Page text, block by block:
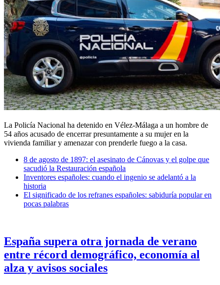
La Policía Nacional ha detenido en Vélez-Málaga a un hombre de
54 años acusado de encerrar presuntamente a su mujer en la
vivienda familiar y amenazar con prenderle fuego a la casa.
8 de agosto de 1897: el asesinato de Cánovas y el golpe que
sacudió la Restauración española
Inventores españoles: cuando el ingenio se adelantó a la
historia
El significado de los refranes españoles: sabiduría popular en
pocas palabras
España supera otra jornada de verano
entre récord demográfico, economía al
alza y avisos sociales